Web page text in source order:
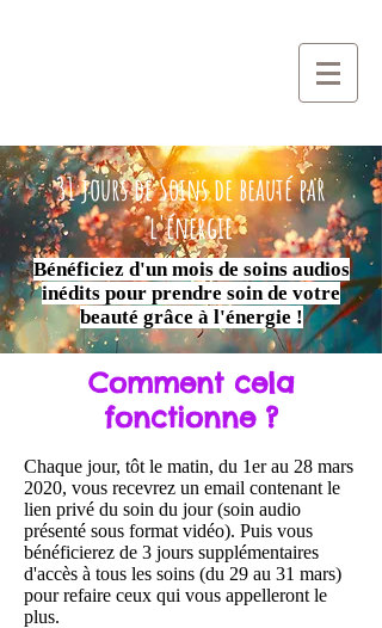
31 jours de Soins de beauté par
l'énergie
Bénéficiez d'un mois de soins audios
inédits pour prendre soin de votre
beauté grâce à l'énergie !
Comment cela
fonctionne ?
Chaque jour, tôt le matin, du 1er au 28 mars
2020, vous recevrez un email contenant le
lien privé du soin du jour (soin audio
présenté sous format vidéo). Puis vous
bénéficierez de 3 jours supplémentaires
d'accès à tous les soins (du 29 au 31 mars)
pour refaire ceux qui vous appelleront le
plus.